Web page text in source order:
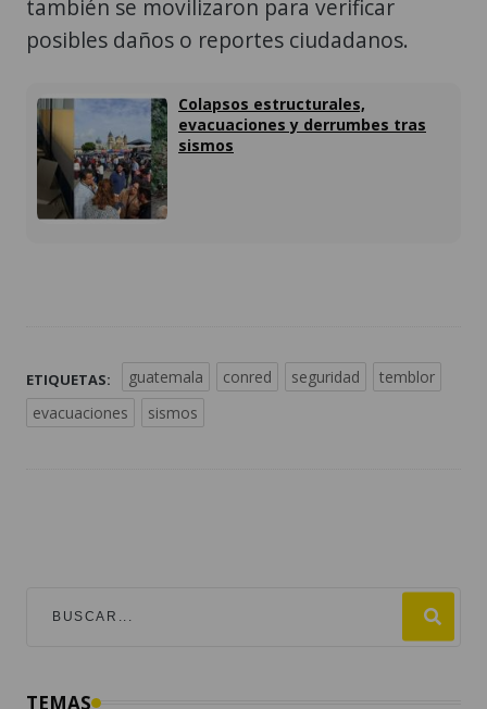
también se movilizaron para verificar
posibles daños o reportes ciudadanos.
Colapsos estructurales,
evacuaciones y derrumbes tras
sismos
ETIQUETAS: guatemala conred seguridad
temblor
evacuaciones
sismos
TEMAS